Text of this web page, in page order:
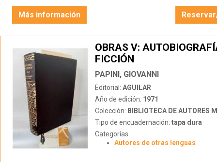
Más información
OBRAS V:
FICCIÓN
PAPINI, GIOVANNI
Editorial: AGUILAR
Año de edición: 1971
Colección: BIBLIOTECA DE AUTORES
Tipo de encuadernación: tapa dura
Categorías:
Autores de otras lenguas